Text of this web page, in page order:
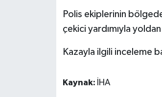
Polis ekiplerinin
çekici yardımıyla
Kazayla ilgili inceleme
Kaynak: İHA